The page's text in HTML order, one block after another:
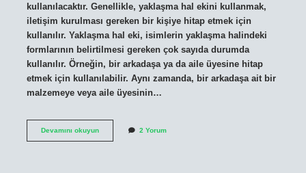
kullanılacaktır. Genellikle, yaklaşma hal ekini kullanmak,
iletişim kurulması gereken bir kişiye hitap etmek için
kullanılır. Yaklaşma hal eki, isimlerin yaklaşma halindeki
formlarının belirtilmesi gereken çok sayıda durumda
kullanılır. Örneğin, bir arkadaşa ya da aile üyesine hitap
etmek için kullanılabilir. Aynı zamanda, bir arkadaşa ait bir
malzemeye veya aile üyesinin…
Devamını okuyunYaklaşma
2 Yorum